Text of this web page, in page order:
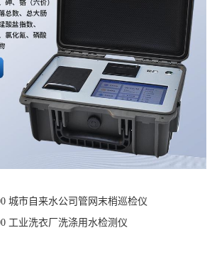
城市自来水公司管网末梢巡检仪
工业洗衣厂洗涤用水检测仪